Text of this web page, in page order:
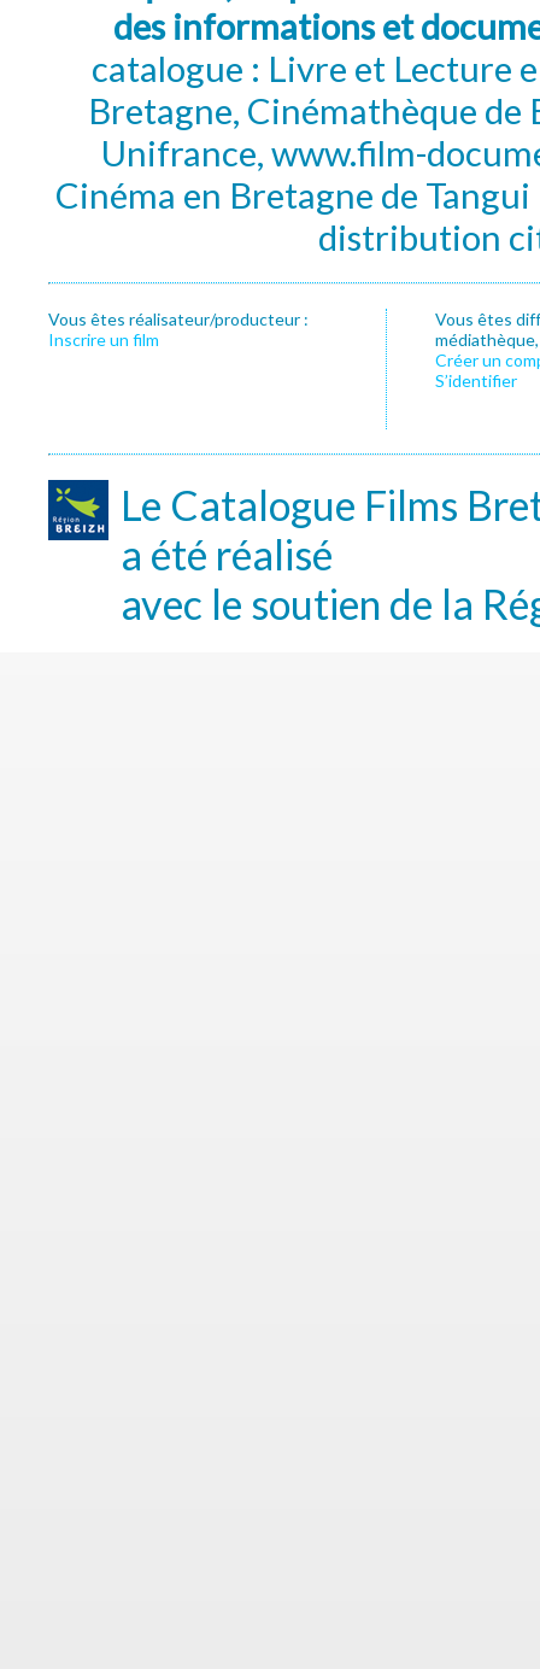
des informations et
catalogue : Livre et Lecture
Bretagne, Cinémathèque de
Unifrance, www.film-
Cinéma en Bretagne de
distribution
Vous êtes réalisateur/producteur :
Inscrire un film
Vous êtes
Créer un
S’identifier
Le Catalogue Films
a été réalisé
avec le soutien de la